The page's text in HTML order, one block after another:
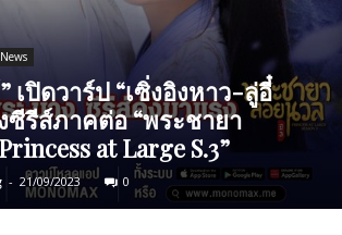
เปิดวาร์ป “เซิ่งอิงหาว-ลู่อี๋
ซีรีส์ภาคต่อ “พระชายา
at Large S.3”
- 21/09/2023 0